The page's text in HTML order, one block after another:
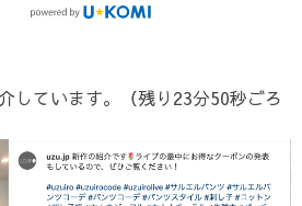
しています。（残り23分50秒ごろ